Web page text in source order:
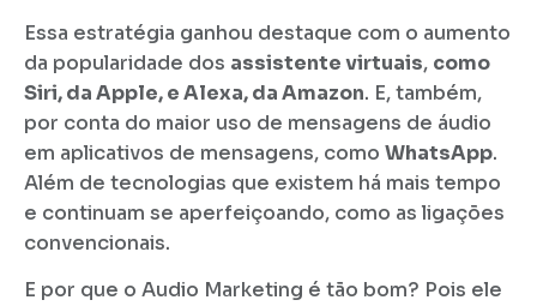
Essa estratégia ganhou destaque com o aumento
da popularidade dos assistente virtuais, como
Siri, da Apple, e Alexa, da Amazon. E, também,
por conta do maior uso de mensagens de áudio
em aplicativos de mensagens, como WhatsApp.
Além de tecnologias que existem há mais tempo
e continuam se aperfeiçoando, como as ligações
convencionais.
E por que o Audio Marketing é tão bom? Pois ele